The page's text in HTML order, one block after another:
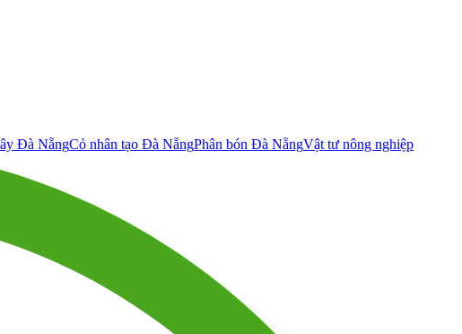
Đà NẵngCỏ nhân tạo Đà NẵngPhân bón Đà NẵngVật tư nông nghiệp